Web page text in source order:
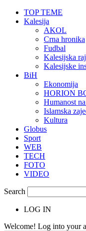
TOP TEME
Kalesija
AKOL
Crna hronika
Fudbal
Kalesijska
Kalesijske
BiH
Ekonomija
HORION
Humanost
Islamska
Kultura
Globus
Sport
WEB
TECH
FOTO
VIDEO
Search
LOG IN
Welcome! Log into your